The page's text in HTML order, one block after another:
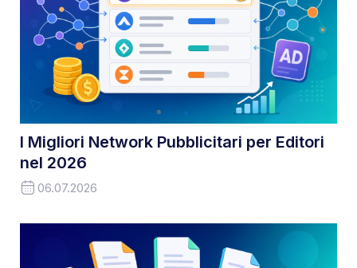
I Migliori Network Pubblicitari per Editori
nel 2026
06.07.2026